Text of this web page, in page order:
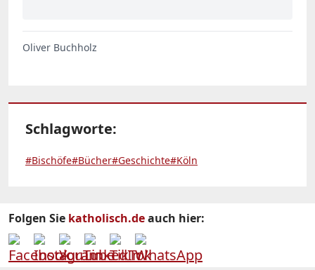
Oliver Buchholz
Schlagworte:
#Bischöfe#Bücher#Geschichte#Köln
Folgen Sie katholisch.deauch hier: